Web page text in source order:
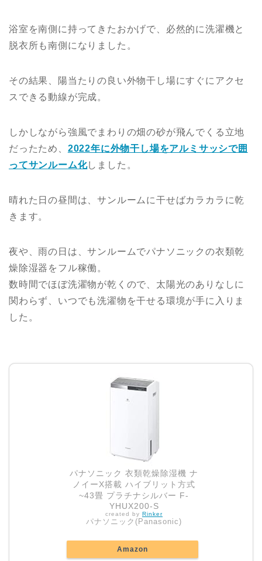
浴室を南側に持ってきたおかげで、必然的に洗濯機と
脱衣所も南側になりました。
その結果、陽当たりの良い外物干し場にすぐにアクセ
スできる動線が完成。
しかしながら強風でまわりの畑の砂が飛んでくる立地
だったため、 2022年に外物干し場をアルミサッシで囲
ってサンルーム化しました。
晴れた日の昼間は、サンルームに干せばカラカラに乾
きます。
夜や、雨の日は、サンルームでパナソニックの衣類乾
燥除湿器をフル稼働。
数時間でほぼ洗濯物が乾くので、太陽光のありなしに
関わらず、いつでも洗濯物を干せる環境が手に入りま
した。
パナソニック 衣類乾燥除湿機 ナ
ノイーX搭載 ハイブリット方式
~43畳 プラチナシルバー F-
YHUX200-S
created by Rinker
パナソニック(Panasonic)
Amazon